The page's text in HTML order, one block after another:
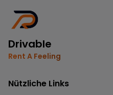
Drivable
Rent A Feeling
Nützliche Links